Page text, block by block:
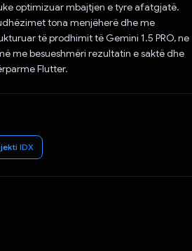
optimizuar mbajtjen e tyre afatgjatë.
tona menjëherë dhe me
të prodhimit të Gemini 1.5 PRO, ne
me besueshmëri rezultatin e saktë dhe
Flutter.
IDX